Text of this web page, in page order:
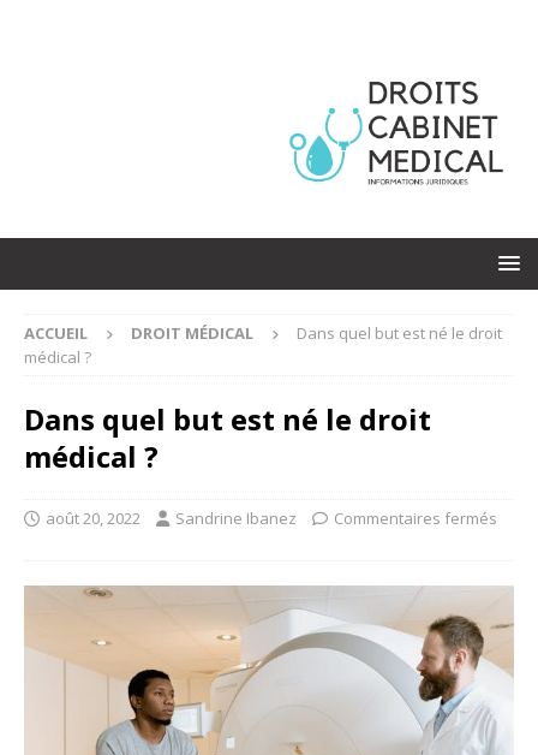
ACCUEIL DROIT MÉDICAL
Dans quel but est né le droit
médical ?
Dans quel but est né le droit
médical ?
août 20, 2022 Sandrine Ibanez Commentaires fermés